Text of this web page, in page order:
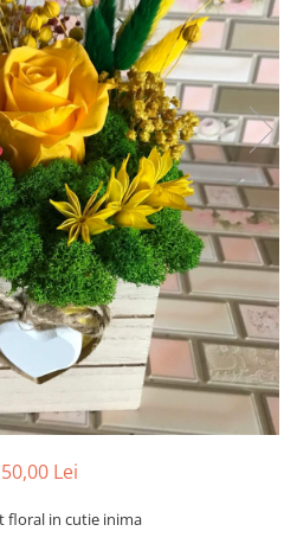
si
Lei
floral in cutie inima